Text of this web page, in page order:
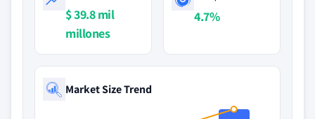
$ 39.8 mil
millones
4.7%
Market Size Trend